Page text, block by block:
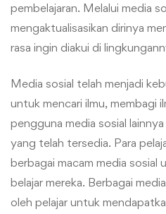
pembelajaran. Melalui media
mengaktualisasikan dirinya
rasa ingin diakui di
Media sosial telah menjadi
untuk mencari ilmu, membagi
pengguna media sosial
yang telah tersedia. Para
berbagai macam media sosial
belajar mereka. Berbagai
oleh pelajar untuk